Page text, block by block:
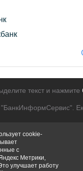
текст и нажмите
конфиденциальности
Для рекламодателей
банков,
cookie-
с
Метрики,
улучшает работу